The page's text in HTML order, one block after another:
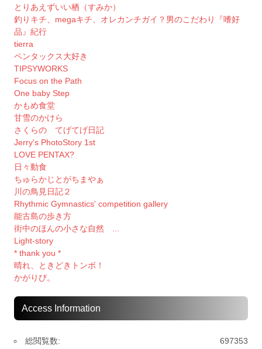
とりあえずいい栖（すみか）
釣りキチ、megaキチ、オレカンチガイ？男のこだわり『嗜好
品』紀行
tierra
ペンタックス大好き
TIPSYWORKS
Focus on the Path
One baby Step
かもめ食堂
甘雪のかけら
さくらの てげてげ日記
Jerry's PhotoStory 1st
LOVE PENTAX?
日々動食
ちゅらかじとがちまやぁ
川の鳥見日記２
Rhythmic Gymnastics' competition gallery
能古島の歩き方
街中のほんの小さな自然 ...
Light-story
* thank you *
晴れ、ときどきトンボ！
かがりび。
Access Information
697353
総閲覧数: